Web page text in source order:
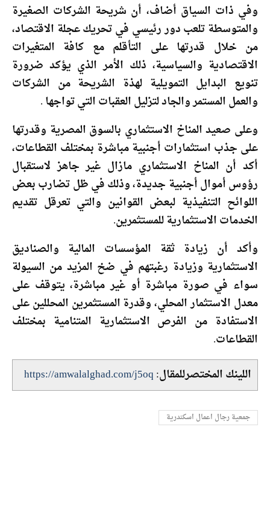
وفي ذات السياق أضاف، أن شريحة الشركات الصغيرة
والمتوسطة تلعب دور رئيسي في تحريك عجلة الاقتصاد،
من خلال قدرتها على التأقلم مع كافة المتغيرات
الاقتصادية والسياسية، ذلك الأمر الذي يؤكد ضرورة
تنويع البدايل التمويلية لهذة الشريحة من الشركات
والعمل المستمر والجاد لتزليل العقبات التي تواجها .
وعلى صعيد المناخ الاستثماري بالسوق المصرية وقدرتها
على جذب استثمارات أجنبية مباشرة بمختلف القطاعات،
أكد أن المناخ الاستثماري مازال غير جاهز لاستقبال
رؤوس أموال أجنبية جديدة، وذلك في ظل تضارب بعض
اللوائح التنفيذية لبعض القوانين والتي تعرقل تقديم
الخدمات الاستثمارية للمستثمرين.
وأكد أن زيادة ثقة المؤسسات المالية والصناديق
الاستثمارية وزيادة رغبتهم في ضخ المزيد من السيولة
سواء في صورة مباشرة أو غير مباشرة، يتوقف على
معدل الاستثمار المحلي، وقدرة المستثمرين المحللين على
الاستفادة من الفرص الاستثمارية المتنامية بمختلف
القطاعات.
اللينك المختصرللمقال:https://amwalalghad.com/j5oq
جمعية رجال اعمال اسكندرية